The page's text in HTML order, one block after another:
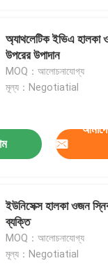
অ্যাথলেটিক ইভিএ হালকা
উপরের উপাদান
MOQ：আলোচনাযোগ্য
মূল্য：Negotiatial
ইউনিসেক্স হালকা ওজন
ব্যক্তি
MOQ：আলোচনাযোগ্য
মূল্য：Negotiatial